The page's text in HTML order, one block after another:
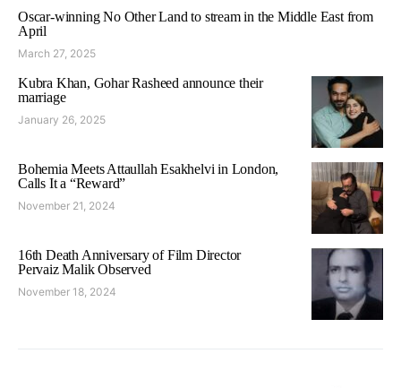
Oscar-winning No Other Land to stream in the Middle East from
April
March 27, 2025
Kubra Khan, Gohar Rasheed announce their
marriage
January 26, 2025
Bohemia Meets Attaullah Esakhelvi in London,
Calls It a “Reward”
November 21, 2024
16th Death Anniversary of Film Director
Pervaiz Malik Observed
November 18, 2024